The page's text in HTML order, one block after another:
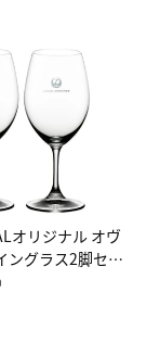
オリジナル オヴ
ングラス2脚セッ
ン）